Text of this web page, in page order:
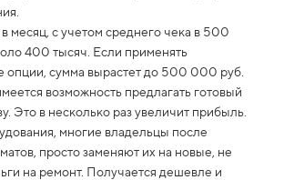
месяц, с учетом среднего чека в 500
400 тысяч. Если применять
опции, сумма вырастет до 500 000 руб.
возможность предлагать готовый
Это в несколько раз увеличит прибыль.
многие владельцы после
просто заменяют их на новые, не
на ремонт. Получается дешевле и